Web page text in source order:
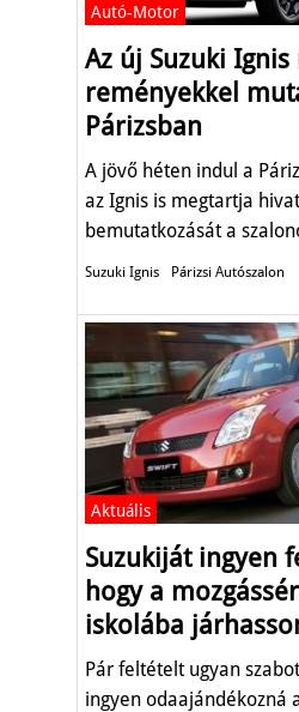
Autó-Motor
Az új Suzuki Ignis
reményekkel
Párizsban
A jövő héten indul a
az Ignis is megtartja
bemutatkozását a
Suzuki Ignis Párizsi Autószalon
Aktuális
Suzukiját ingyen
hogy a
iskolába
Pár feltételt ugyan
ingyen odaajándékozná